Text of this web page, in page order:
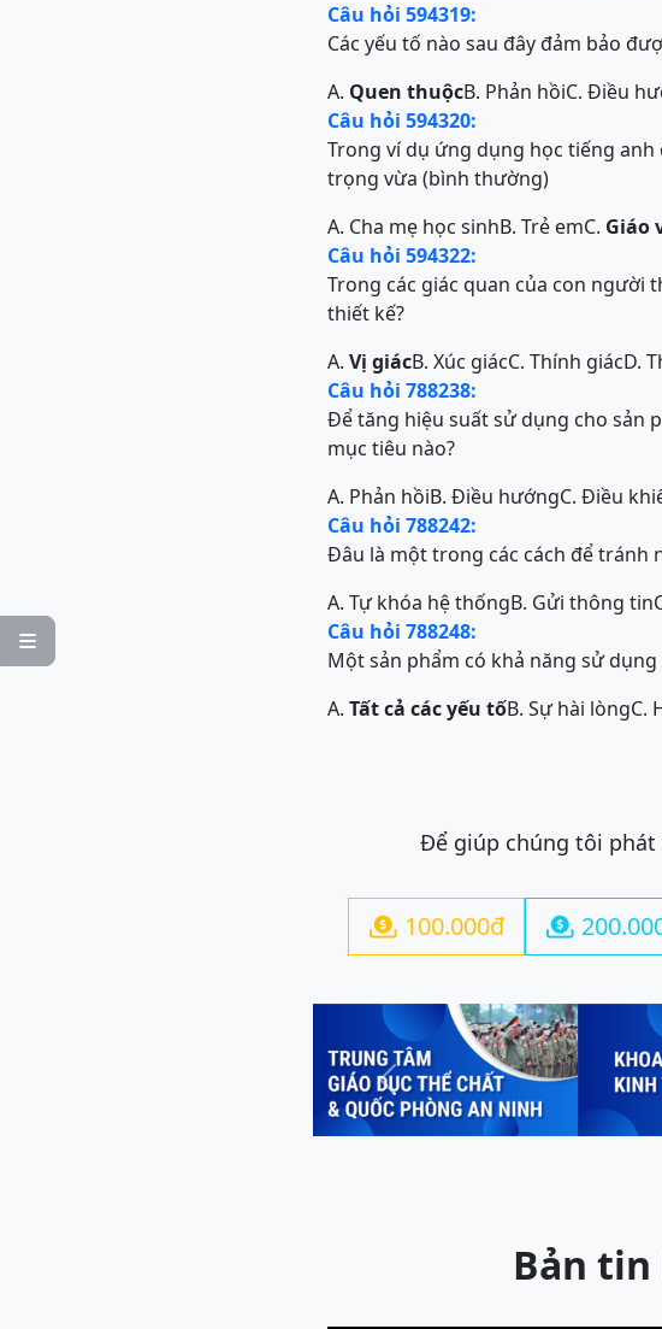

Câu hỏi 594319:
Các yếu tố nào sau đây đảm bảo
A. Quen thuộcB. Phản hồiC. Điều
Câu hỏi 594320:
Trong ví dụ ứng dụng học tiếng
trọng vừa (bình thường)
A. Cha mẹ học sinhB. Trẻ emC. Giáo
Câu hỏi 594322:
Trong các giác quan của con người
thiết kế?
A. Vị giácB. Xúc giácC. Thính giácD.
Câu hỏi 788238:
Để tăng hiệu suất sử dụng cho sản
mục tiêu nào?
A. Phản hồiB. Điều hướngC. Điều
Câu hỏi 788242:
Đâu là một trong các cách để tránh
A. Tự khóa hệ thốngB. Gửi thông tin
Câu hỏi 788248:
Một sản phẩm có khả năng sử
A. Tất cả các yếu tốB. Sự hài lòngC.
Để giúp chúng tôi
 100.000đ 
Previous
Bản tin